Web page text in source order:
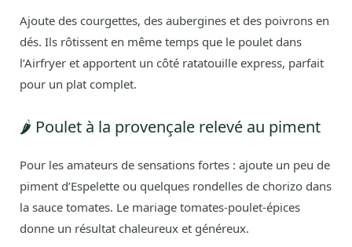
Ajoute des courgettes, des aubergines et des poivrons en
dés. Ils rôtissent en même temps que le poulet dans
l’Airfryer et apportent un côté ratatouille express, parfait
pour un plat complet.
🌶️ Poulet à la provençale relevé au piment
Pour les amateurs de sensations fortes : ajoute un peu de
piment d’Espelette ou quelques rondelles de chorizo dans
la sauce tomates. Le mariage tomates-poulet-épices
donne un résultat chaleureux et généreux.